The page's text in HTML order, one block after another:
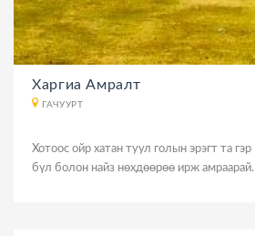
Харгиа Амралт
ГАЧУУРТ
Хотоос ойр хатан туул голын эрэгт та гэр
бүл болон найз нөхдөөрөө ирж амраарай.